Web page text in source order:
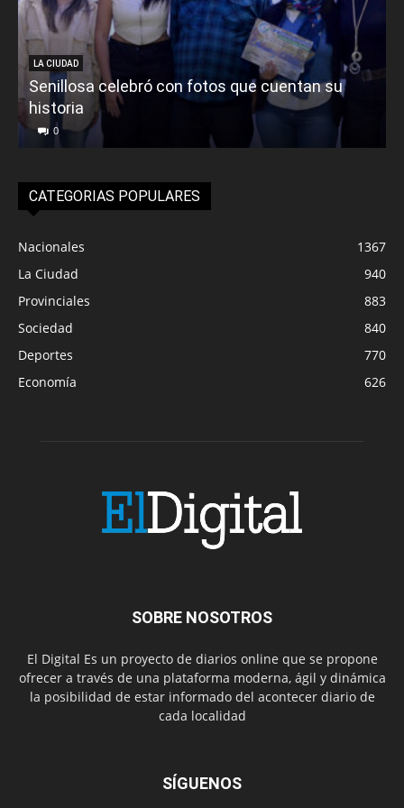
LA CIUDAD
Senillosa celebró con fotos que cuentan su
historia
0
CATEGORIAS POPULARES
Nacionales
1367
La Ciudad
940
Provinciales
883
Sociedad
840
Deportes
770
Economía
626
SOBRE NOSOTROS
El Digital Es un proyecto de diarios online que se propone
ofrecer a través de una plataforma moderna, ágil y dinámica
la posibilidad de estar informado del acontecer diario de
cada localidad
SÍGUENOS